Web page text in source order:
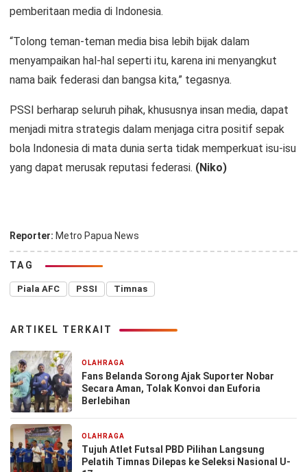
pemberitaan media di Indonesia.
“Tolong teman-teman media bisa lebih bijak dalam
menyampaikan hal-hal seperti itu, karena ini menyangkut
nama baik federasi dan bangsa kita,” tegasnya.
PSSI berharap seluruh pihak, khususnya insan media, dapat
menjadi mitra strategis dalam menjaga citra positif sepak
bola Indonesia di mata dunia serta tidak memperkuat isu-isu
yang dapat merusak reputasi federasi. (Niko)
Reporter: Metro Papua News
TAG
Piala AFC PSSI Timnas
ARTIKEL TERKAIT
OLAHRAGA
Fans Belanda Sorong Ajak Suporter Nobar
Secara Aman, Tolak Konvoi dan Euforia
Berlebihan
OLAHRAGA
Tujuh Atlet Futsal PBD Pilihan Langsung
Pelatih Timnas Dilepas ke Seleksi Nasional U-